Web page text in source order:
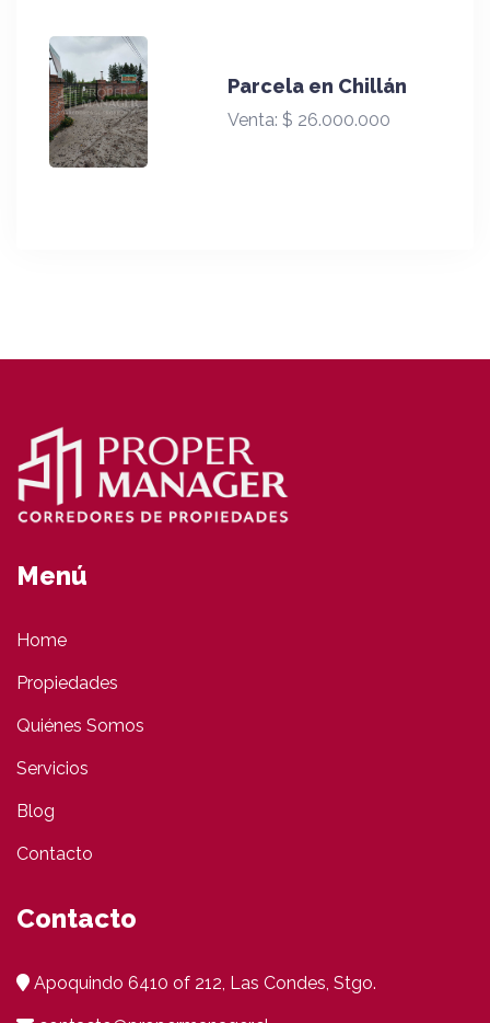
Parcela en Chillán
Venta:$ 26.000.000
Menú
Home
Propiedades
Quiénes Somos
Servicios
Blog
Contacto
Contacto
Apoquindo 6410 of 212, Las Condes, Stgo.